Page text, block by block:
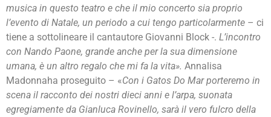
musica in questo teatro e che il mio concerto sia proprio
l’evento di Natale, un periodo a cui tengo particolarmente – ci
tiene a sottolineare il cantautore Giovanni Block -. L’incontro
con Nando Paone, grande anche per la sua dimensione
umana, è un altro regalo che mi fa la vita». Annalisa
Madonnaha proseguito – «Con i Gatos Do Mar porteremo in
scena il racconto dei nostri dieci anni e l’arpa, suonata
egregiamente da Gianluca Rovinello, sarà il vero fulcro della